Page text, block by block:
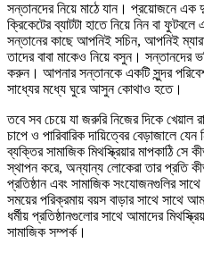
সন্তানদের নিয়ে মাঠে যান। প্রয়োজনে এক
ক্রিকেটের ব্যাটটা হাতে নিয়ে নিন বা
সন্তানের কাছে আপনিই সচিন, আপনিই
তাদের বাবা মাকেও নিয়ে বসুন। সন্তানদের
করুন। আপনার সন্তানকে একটি সুন্দর পরিবেশ
সাধ্যের মধ্যে ঘুরে আসুন কোথাও হতে।
তবে সব চেয়ে যা জরুরি নিজের দিকে
চাপে ও পারিবারিক দায়িত্বের বেড়াজালে
ব্যক্তির সামাজিক মিথস্ক্রিয়ার মাপকাঠি সে
স্থাপন করে, অন্যান্য লোকেরা তার প্রতি
প্রতিষ্ঠান এবং সামাজিক সংযোজনগুলির সাথে
সময়ের পরিক্রমায় বয়স বাড়ার সাথে সাথে
ধর্মীয় প্রতিষ্ঠানগুলোর সাথে আমাদের
সামাজিক সম্পর্ক।